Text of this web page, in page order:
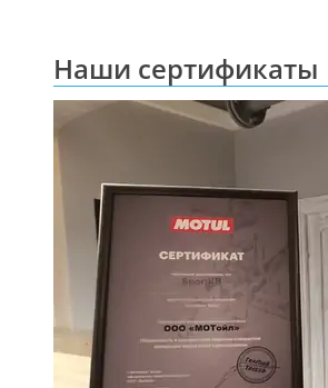
Наши сертификаты